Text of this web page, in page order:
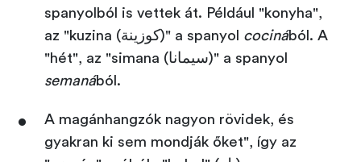
spanyolból is vettek át. Például "konyha",
az "kuzina (كوزينة)" a spanyol cocinából. A
"hét", az "simana (سيمانا)" a spanyol
semanából.
A magánhangzók nagyon rövidek, és
gyakran ki sem mondják őket", így az